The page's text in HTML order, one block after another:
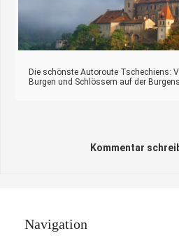
Die schönste Autoroute Tschechiens:
Burgen und Schlössern auf der
Kommentar
Navigation